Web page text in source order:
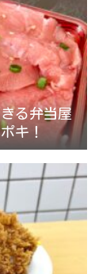
る弁当屋
キ！